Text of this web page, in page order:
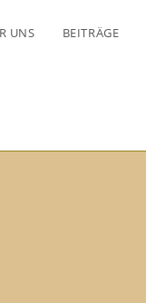
UNS BEITRÄGE